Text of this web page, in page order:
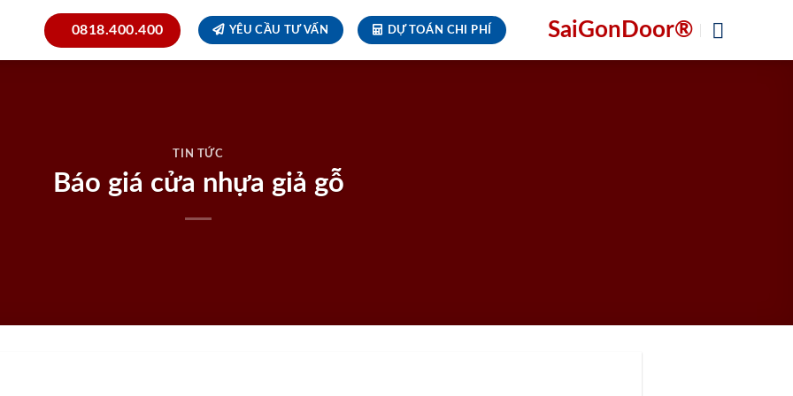
0818.400.400 YÊU CẦU TƯ VẤN DỰ TOÁN CHI PHÍ SaiGonDoor®
TIN TỨC
Báo giá cửa nhựa giả gỗ